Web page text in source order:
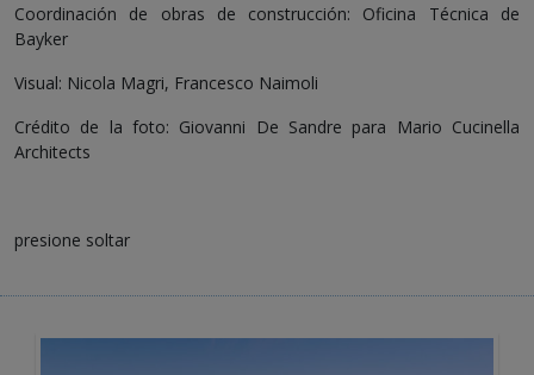
Coordinación de obras de construcción: Oficina Técnica de
Bayker
Visual: Nicola Magri, Francesco Naimoli
Crédito de la foto: Giovanni De Sandre para Mario Cucinella
Architects
presione soltar